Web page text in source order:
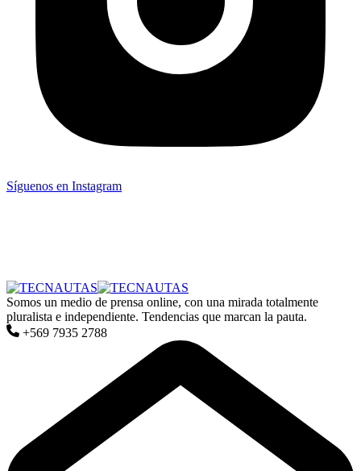
Síguenos en Instagram
Somos un medio de prensa online, con una mirada totalmente
pluralista e independiente. Tendencias que marcan la pauta.
+569 7935 2788